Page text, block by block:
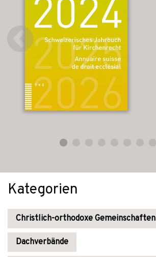
Kategorien
Christlich-orthodoxe Gemeinschaften
Dachverbände